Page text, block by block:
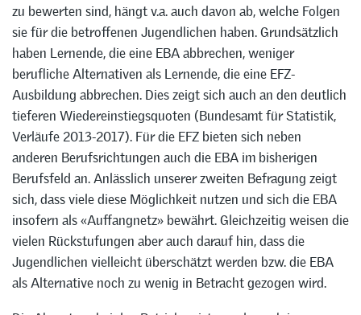
zu bewerten sind, hängt v.a. auch davon ab, welche Folgen
sie für die betroffenen Jugendlichen haben. Grundsätzlich
haben Lernende, die eine EBA abbrechen, weniger
berufliche Alternativen als Lernende, die eine EFZ-
Ausbildung abbrechen. Dies zeigt sich auch an den deutlich
tieferen Wiedereinstiegsquoten (Bundesamt für Statistik,
Verläufe 2013-2017). Für die EFZ bieten sich neben
anderen Berufsrichtungen auch die EBA im bisherigen
Berufsfeld an. Anlässlich unserer zweiten Befragung zeigt
sich, dass viele diese Möglichkeit nutzen und sich die EBA
insofern als «Auffangnetz» bewährt. Gleichzeitig weisen die
vielen Rückstufungen aber auch darauf hin, dass die
Jugendlichen vielleicht überschätzt werden bzw. die EBA
als Alternative noch zu wenig in Betracht gezogen wird.